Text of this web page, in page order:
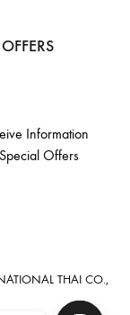
Information
Offers
THAI CO.,